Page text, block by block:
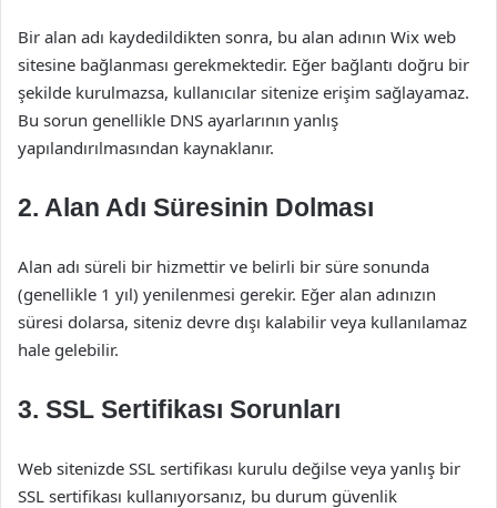
Bir alan adı kaydedildikten sonra, bu alan adının Wix web
sitesine bağlanması gerekmektedir. Eğer bağlantı doğru bir
şekilde kurulmazsa, kullanıcılar sitenize erişim sağlayamaz.
Bu sorun genellikle DNS ayarlarının yanlış
yapılandırılmasından kaynaklanır.
2. Alan Adı Süresinin Dolması
Alan adı süreli bir hizmettir ve belirli bir süre sonunda
(genellikle 1 yıl) yenilenmesi gerekir. Eğer alan adınızın
süresi dolarsa, siteniz devre dışı kalabilir veya kullanılamaz
hale gelebilir.
3. SSL Sertifikası Sorunları
Web sitenizde SSL sertifikası kurulu değilse veya yanlış bir
SSL sertifikası kullanıyorsanız, bu durum güvenlik